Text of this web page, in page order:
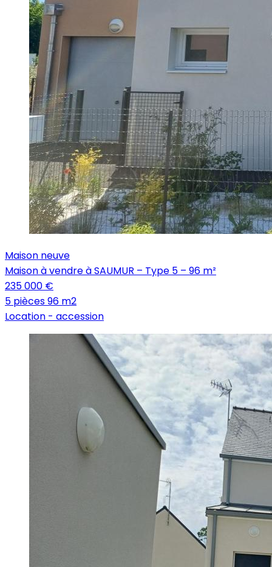
Maison neuve
Maison à vendre à SAUMUR – Type 5 – 96 m²
235 000 €
5 pièces96 m2
Location - accession